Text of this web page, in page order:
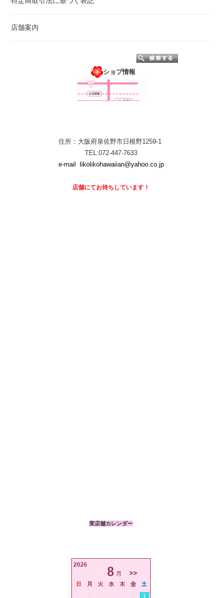
店舗案内
ショプ情報
住所：大阪府泉佐野市日根野1259-1
TEL:072-447-7633
e-mail
likolikohawaiian@yahoo.co.jp
店舗にてお待ちしています！
実店舗カレンダー